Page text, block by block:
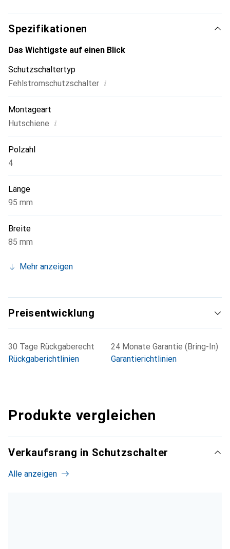
Spezifikationen
Das Wichtigste auf einen Blick
Schutzschaltertyp
Fehlstromschutzschalter i
Montageart
Hutschiene i
Polzahl
4
Länge
95 mm
Breite
85 mm
Mehr anzeigen
Preisentwicklung
30 Tage Rückgaberecht
Rückgaberichtlinien
24 Monate Garantie (Bring-In)
Garantierichtlinien
Produkte vergleichen
Verkaufsrang in Schutzschalter
Alle anzeigen